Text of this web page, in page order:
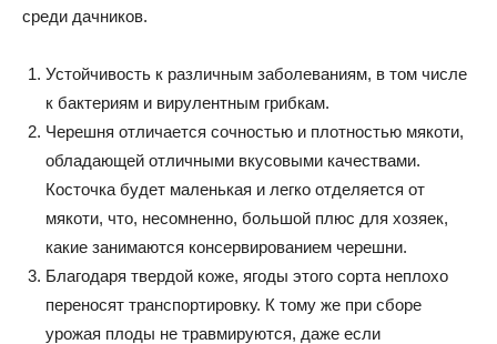
среди дачников.
Устойчивость к различным заболеваниям, в том числе
к бактериям и вирулентным грибкам.
Черешня отличается сочностью и плотностью мякоти,
обладающей отличными вкусовыми качествами.
Косточка будет маленькая и легко отделяется от
мякоти, что, несомненно, большой плюс для хозяек,
какие занимаются консервированием черешни.
Благодаря твердой коже, ягоды этого сорта неплохо
переносят транспортировку. К тому же при сборе
урожая плоды не травмируются, даже если